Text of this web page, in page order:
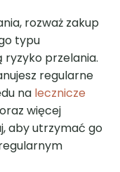
rozważ zakup
typu
ryzyko przelania.
regularne
na lecznicze
więcej
aby utrzymać go